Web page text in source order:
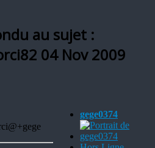
au sujet :
04 Nov 2009
gege0374